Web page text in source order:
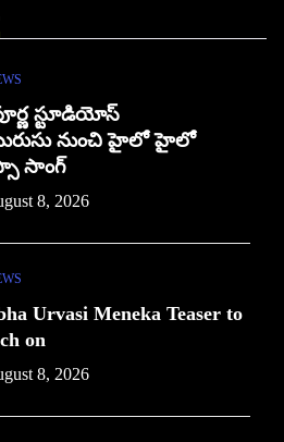
స్టూడియోస్
నుంచి హైలో హైలో
సాంగ్
8, 2026
Urvasi Meneka Teaser to
on
8, 2026